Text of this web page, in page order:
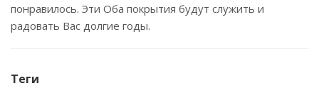
понравилось. Эти Оба покрытия будут служить и
радовать Вас долгие годы.
Теги